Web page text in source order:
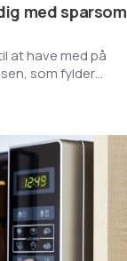
at have med på
som fylder